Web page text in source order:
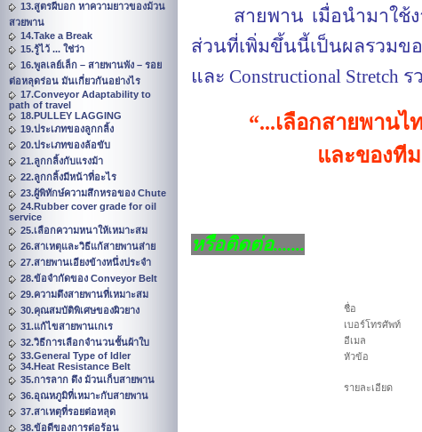
13.สูตรผีบอก หาความยาวของม้วน
สวยพาน
14.Take a Break
15.รู้ไว้ ... ใช่ว่า
16.พูลเลย์เล็ก – สายพานพัง – รอย
ต่อหลุดร่อน มันเกี่ยวกันอย่างไร
17.Conveyor Adaptability to
path of travel
18.PULLEY LAGGING
19.ประเภทของลูกกลิ้ง
20.ประเภทของล้อขับ
21.ลูกกลิ้งกับแรงม้า
22.ลูกกลิ้งมีหน้าที่อะไร
23.ผู้พิทักษ์ความสึกหรอของ Chute
24.Rubber cover grade for oil
service
25.เลือกความหนาให้เหมาะสม
26.สาเหตุและวิธีแก้สายพานส่าย
27.สายพานเอียงข้างหนึ่งประจำ
28.ข้อจำกัดของ Conveyor Belt
29.ความตึงสายพานที่เหมาะสม
30.คุณสมบัติพิเศษของผิวยาง
31.แก้ไขสายพานเกเร
32.วิธีการเลือกจำนวนชั้นผ้าใบ
33.General Type of Idler
34.Heat Resistance Belt
35.การลาก ดึง ม้วนเก็บสายพาน
36.อุณหภูมิที่เหมาะกับสายพาน
37.สาเหตุที่รอยต่อหลุด
38.ข้อดีของการต่อร้อน
สายพาน เมื่อนำมาใช้
ส่วนที่เพิ่มขึ้นนี้เป็นผลรวมข
และ Constructional Stretch ร
“...เลือกสายพาน
และของที
หรือติดต่อ.......
ชื่อ
เบอร์โทรศัพท์
อีเมล
หัวข้อ
รายละเอียด